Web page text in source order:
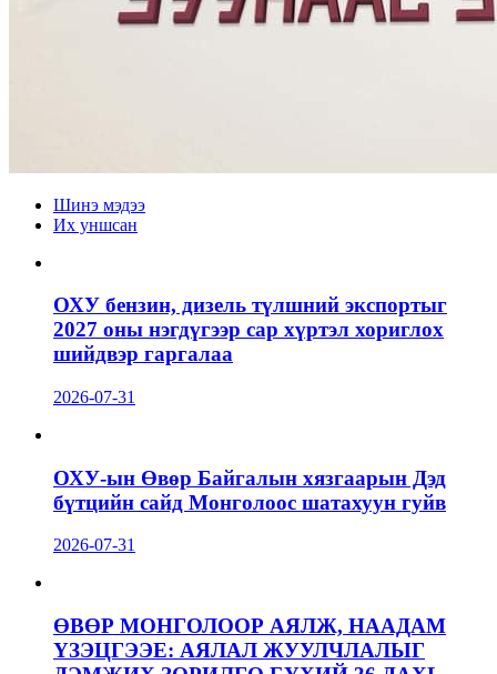
Шинэ мэдээ
Их уншсан
ОХУ бензин, дизель түлшний экспортыг
2027 оны нэгдүгээр сар хүртэл хориглох
шийдвэр гаргалаа
2026-07-31
ОХУ-ын Өвөр Байгалын хязгаарын Дэд
бүтцийн сайд Монголоос шатахуун гуйв
2026-07-31
ӨВӨР МОНГОЛООР АЯЛЖ, НААДАМ
ҮЗЭЦГЭЭЕ: АЯЛАЛ ЖУУЛЧЛАЛЫГ